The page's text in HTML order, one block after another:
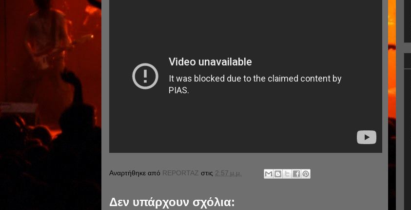
Αναρτήθηκε από REPORTAZ στις 2:57 μ.μ.
Δεν υπάρχουν σχόλια: